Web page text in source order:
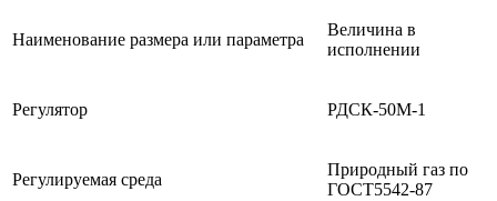
Наименование размера или параметра
Величина в
исполнении
Регулятор РДСК-50М-1
Регулируемая среда
Природный газ по
ГОСТ5542-87